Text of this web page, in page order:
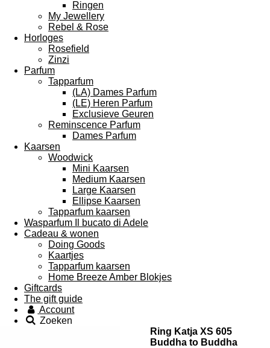
Ringen
My Jewellery
Rebel & Rose
Horloges
Rosefield
Zinzi
Parfum
Tapparfum
(LA) Dames Parfum
(LE) Heren Parfum
Exclusieve Geuren
Reminscence Parfum
Dames Parfum
Kaarsen
Woodwick
Mini Kaarsen
Medium Kaarsen
Large Kaarsen
Ellipse Kaarsen
Tapparfum kaarsen
Wasparfum Il bucato di Adele
Cadeau & wonen
Doing Goods
Kaartjes
Tapparfum kaarsen
Home Breeze Amber Blokjes
Giftcards
The gift guide
Account
Zoeken
Ring Katja XS 605
Buddha to Buddha